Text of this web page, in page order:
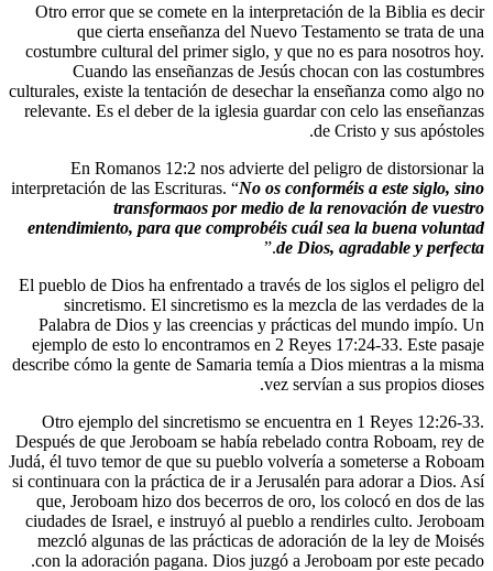
Otro error que se comete en la
que cierta enseñanza del Nuevo
costumbre cultural del primer siglo, y que
Cuando las enseñanzas de Jesús
culturales, existe la tentación de desechar la
relevante. Es el deber de la iglesia
En Romanos 12:2 nos advierte del
interpretación de las Escrituras. “No os
transformaos por medio de
entendimiento, para que comprobéis
de
.”
El pueblo de Dios ha enfrentado a través
sincretismo. El sincretismo es la
Palabra de Dios y las creencias y
ejemplo de esto lo encontramos en 2
describe cómo la gente de Samaria temía a
vez
Otro ejemplo del sincretismo se
Después de que Jeroboam se había
Judá, él tuvo temor de que su pueblo
si continuara con la práctica de ir a
que, Jeroboam hizo dos becerros de
ciudades de Israel, e instruyó al pueblo a
mezcló algunas de las prácticas de
con la adoración pagana. Dios juzgó a